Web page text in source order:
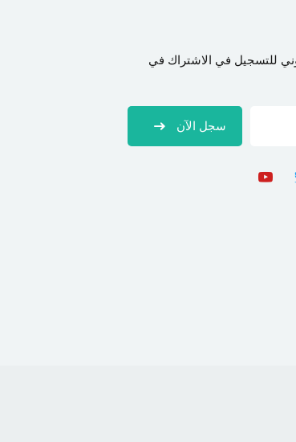
للتسجيل في الاشتراك في
سجل الآن